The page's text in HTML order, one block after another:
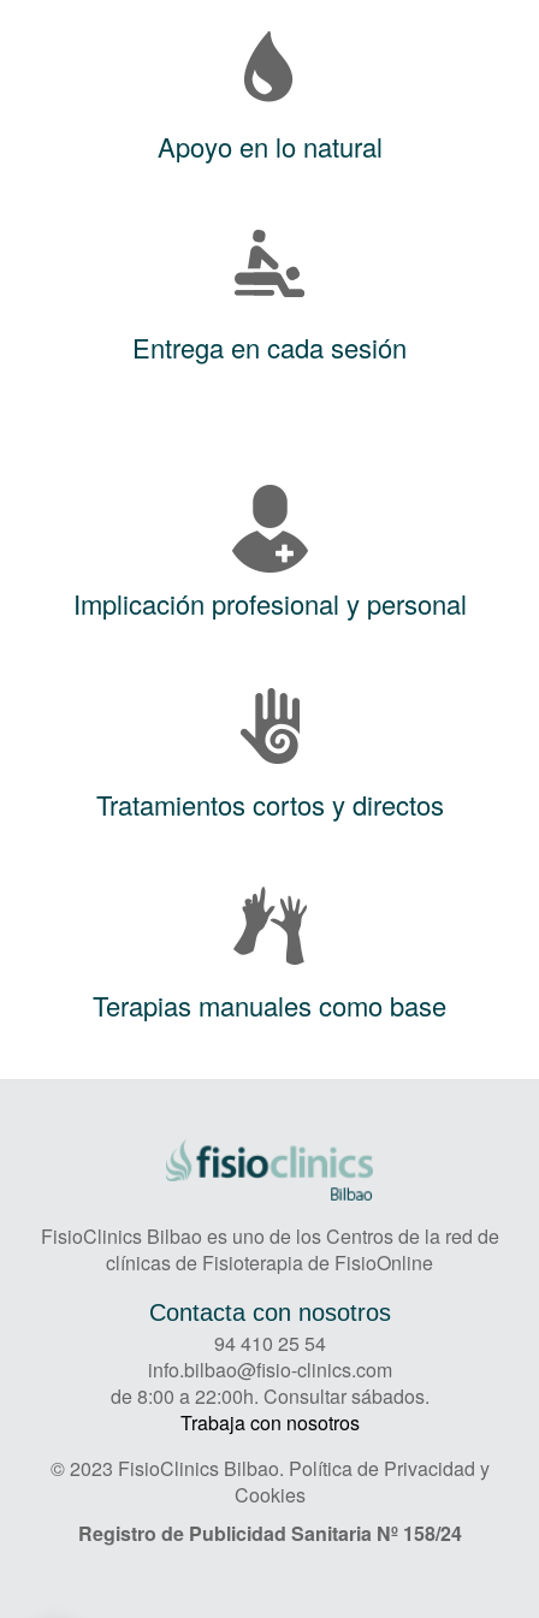
Apoyo en lo natural
Entrega en cada sesión
Implicación profesional y personal
Tratamientos cortos y directos
Terapias manuales como base
FisioClinics Bilbao es uno de los Centros de la red de
clínicas de Fisioterapia de FisioOnline
Contacta con nosotros
94 410 25 54
info.bilbao@fisio-clinics.com
de 8:00 a 22:00h. Consultar sábados.
Trabaja con nosotros
© 2023 FisioClinics Bilbao. Política de Privacidad y
Cookies
Registro de Publicidad Sanitaria Nº 158/24